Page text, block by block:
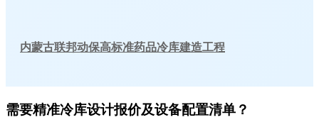
内蒙古联邦动保高标准药品冷库建造工程
需要精准冷库设计报价及设备配置清单？